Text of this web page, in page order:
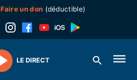
Faire un don (déductible)
Play
LE DIRECT